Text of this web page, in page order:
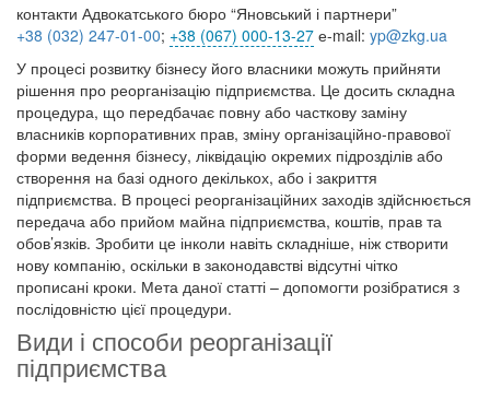
контакти Адвокатського бюро “Яновський і партнери”
+38 (032) 247-01-00; +38 (067) 000-13-27 е-mail: yp@zkg.ua
У процесі розвитку бізнесу його власники можуть прийняти
рішення про реорганізацію підприємства. Це досить складна
процедура, що передбачає повну або часткову заміну
власників корпоративних прав, зміну організаційно-правової
форми ведення бізнесу, ліквідацію окремих підрозділів або
створення на базі одного декількох, або і закриття
підприємства. В процесі реорганізаційних заходів здійснюється
передача або прийом майна підприємства, коштів, прав та
обов’язків. Зробити це інколи навіть складніше, ніж створити
нову компанію, оскільки в законодавстві відсутні чітко
прописані кроки. Мета даної статті – допомогти розібратися з
послідовністю цієї процедури.
Види і способи реорганізації
підприємства